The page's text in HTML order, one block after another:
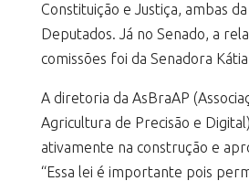
Constituição e Justiça, ambas
Deputados. Já no Senado, a
comissões foi da Senadora
A diretoria da AsBraAP
Agricultura de Precisão e
ativamente na construção e
“Essa lei é importante pois